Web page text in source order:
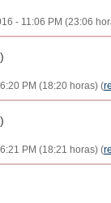
- 11:06 PM (23:06
PM (18:20 horas) (
PM (18:21 horas) (